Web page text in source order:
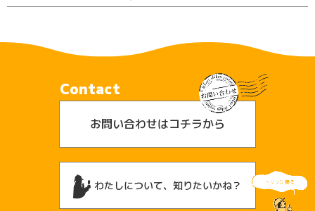
Contact
お問い合わせはコチラから
わたしについて、知りたいかね？